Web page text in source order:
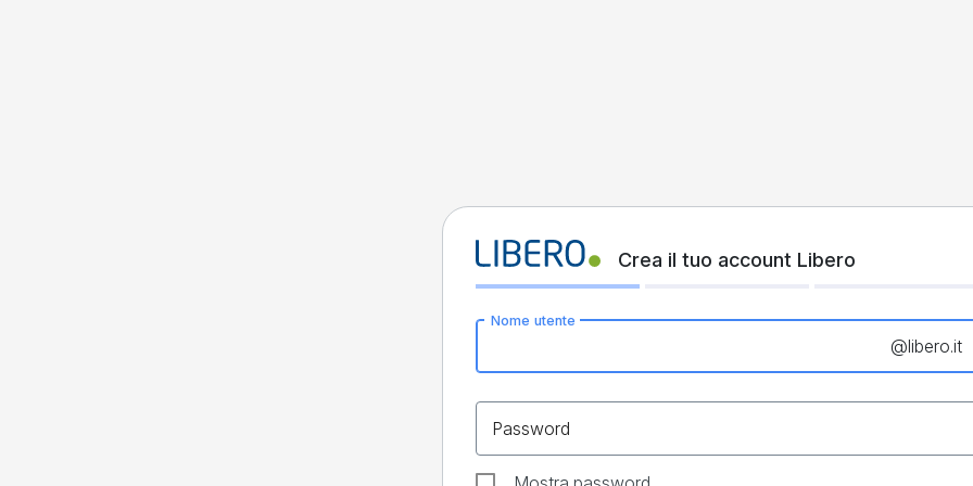
Crea il tuo account Libero
Nome utente
@libero.it
Password